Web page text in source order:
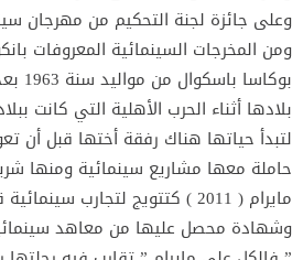
وعلى جائزة لجنة التحكيم من مهرجان
ومن المخرجات السينمائية المعروفات
بلادها أثناء الحرب الأهلية التي كانت
لتبدأ حياتها هناك رفقة أختها قبل أن
حاملة معها مشاريع سينمائية ومنها
مايرام ( 2011 ) كتتويج لتجارب
وشهادة محصل عليها من معاهد